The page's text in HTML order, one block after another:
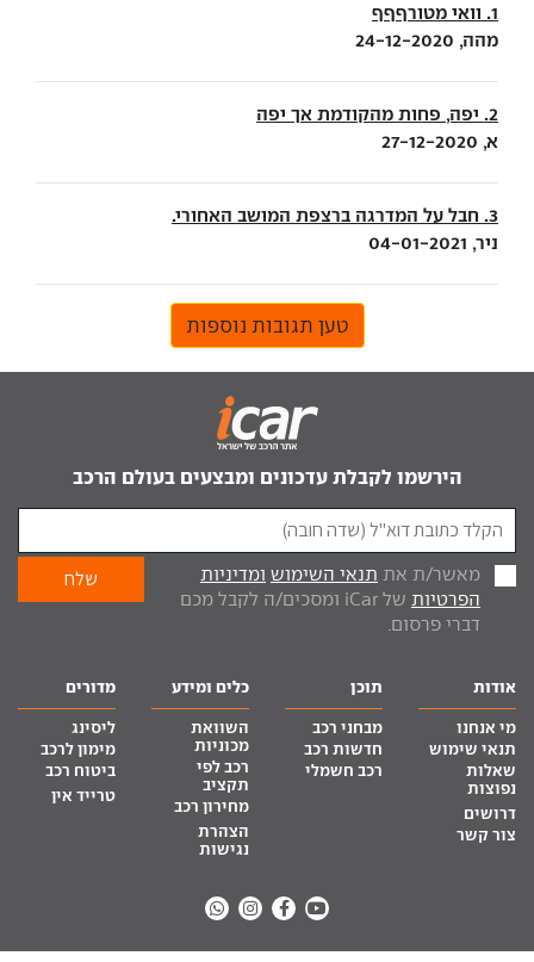
1. וואי מטורףףף
מהה, 24-12-2020
2. יפה, פחות מהקודמת אך יפה
א, 27-12-2020
3. חבל על המדרגה ברצפת המושב האחורי.
ניר, 04-01-2021
טען תגובות נוספות
הירשמו לקבלת עדכונים ומבצעים בעולם הרכב
מאשר/ת את תנאי השימוש ומדיניות
הפרטיות
של iCar ומסכים/ה לקבל מכם
דברי פרסום.
אודות
מי אנחנו
תנאי שימוש
שאלות
נפוצות
דרושים
צור קשר
תוכן
מבחני רכב
חדשות רכב
רכב חשמלי
כלים ומידע
השוואת
מכוניות
רכב לפי
תקציב
מחירון רכב
הצהרת
נגישות
מדורים
ליסינג
מימון לרכב
ביטוח רכב
טרייד אין